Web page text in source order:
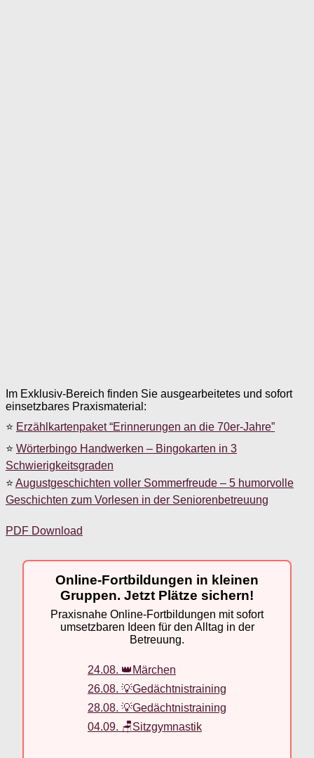
Im Exklusiv-Bereich finden Sie ausgearbeitetes und sofort
einsetzbares Praxismaterial:
⭐ Erzählkartenpaket “Erinnerungen an die 70er-Jahre”
⭐ Wörterbingo Handwerken – Bingokarten in 3
Schwierigkeitsgraden
⭐ Augustgeschichten voller Sommerfreude – 5 humorvolle
Geschichten zum Vorlesen in der Seniorenbetreuung
PDF Download
Online-Fortbildungen in kleinen
Gruppen. Jetzt Plätze sichern!
Praxisnahe Online-Fortbildungen mit sofort
umsetzbaren Ideen für den Alltag in der
Betreuung.
24.08. 👑Märchen
26.08. 💡Gedächtnistraining
28.08. 💡Gedächtnistraining
04.09. 🪑Sitzgymnastik